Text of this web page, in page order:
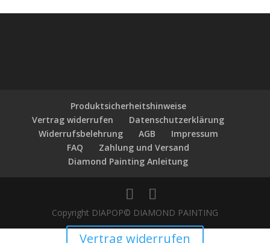
Produktsicherheitshinweise
Vertrag widerrufen
Datenschutzerklärung
Widerrufsbelehrung
AGB
Impressum
FAQ
Zahlung und Versand
Diamond Painting Anleitung
Copyright DIAPOP© DIAMOND PAINTING
Vertrag widerrufen